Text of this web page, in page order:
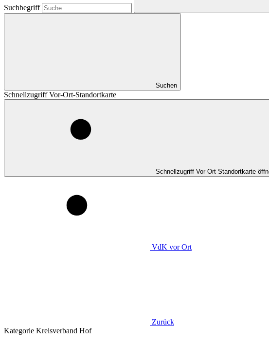
Suchbegriff
Suchen
Schnellzugriff Vor-Ort-Standortkarte
Schnellzugriff Vor-Ort-Standortkarte
VdK vor Ort
Zurück
Kategorie Kreisverband Hof